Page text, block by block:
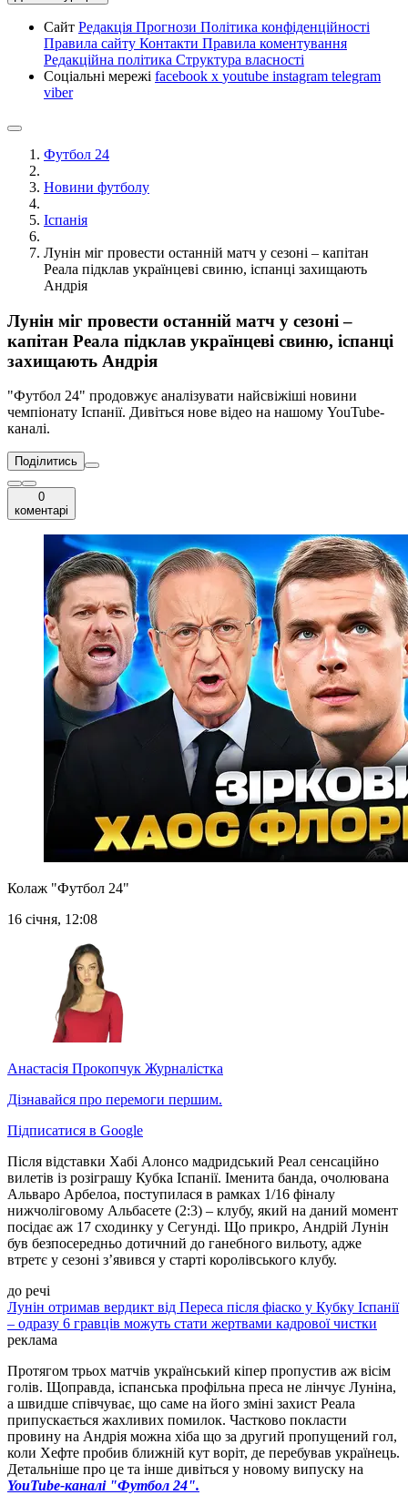
Сайт Редакція Прогнози Політика конфіденційності
Правила сайту Контакти Правила коментування
Редакційна політика Структура власності
Соціальні мережі facebook x youtube instagram telegram
viber
Футбол 24
Новини футболу
Іспанія
Лунін міг провести останній матч у сезоні – капітан
Реала підклав українцеві свиню, іспанці захищають
Андрія
Лунін міг провести останній матч у сезоні –
капітан Реала підклав українцеві свиню, іспанці
захищають Андрія
"Футбол 24" продовжує аналізувати найсвіжіші новини
чемпіонату Іспанії. Дивіться нове відео на нашому YouTube-
каналі.
Поділитись
0
коментарі
Колаж "Футбол 24"
16 січня, 12:08
Анастасія Прокопчук Журналістка
Дізнавайся про перемоги першим.
Підписатися в Google
Після відставки Хабі Алонсо мадридський Реал сенсаційно
вилетів із розіграшу Кубка Іспанії. Іменита банда, очолювана
Альваро Арбелоа, поступилася в рамках 1/16 фіналу
нижчоліговому Альбасете (2:3) – клубу, який на даний момент
посідає аж 17 сходинку у Сегунді. Що прикро, Андрій Лунін
був безпосередньо дотичний до ганебного вильоту, адже
втретє у сезоні з’явився у старті королівського клубу.
до речі
Лунін отримав вердикт від Переса після фіаско у Кубку Іспанії
– одразу 6 гравців можуть стати жертвами кадрової чистки
реклама
Протягом трьох матчів український кіпер пропустив аж вісім
голів. Щоправда, іспанська профільна преса не лінчує Луніна,
а швидше співчуває, що саме на його зміні захист Реала
припускається жахливих помилок. Частково покласти
провину на Андрія можна хіба що за другий пропущений гол,
коли Хефте пробив ближній кут воріт, де перебував українець.
Детальніше про це та інше дивіться у новому випуску на
YouTube-каналі "Футбол 24".